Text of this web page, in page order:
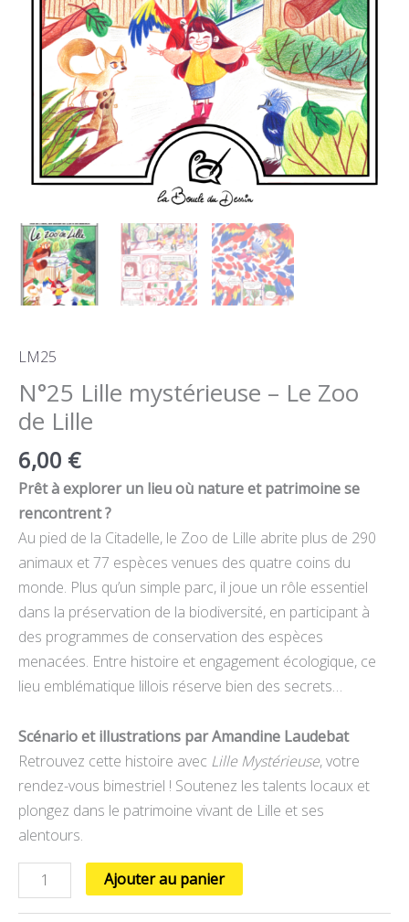
LM25
N°25 Lille mystérieuse – Le Zoo
de Lille
6,00 €
Prêt à explorer un lieu où nature et patrimoine se
rencontrent ?
Au pied de la Citadelle, le Zoo de Lille abrite plus de 290
animaux et 77 espèces venues des quatre coins du
monde. Plus qu’un simple parc, il joue un rôle essentiel
dans la préservation de la biodiversité, en participant à
des programmes de conservation des espèces
menacées. Entre histoire et engagement écologique, ce
lieu emblématique lillois réserve bien des secrets…
Scénario et illustrations par Amandine Laudebat
Retrouvez cette histoire avec Lille Mystérieuse, votre
rendez-vous bimestriel ! Soutenez les talents locaux et
plongez dans le patrimoine vivant de Lille et ses
alentours.
Ajouter au panier